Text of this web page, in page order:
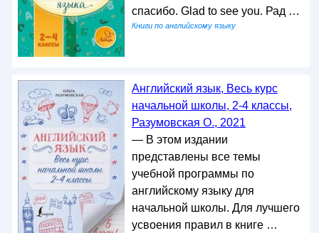
спасибо. Glad to see you. Рад …
Книги по английскому языку
Английский язык, Весь курс
начальной школы, 2-4 классы,
Разумовская О., 2021
— В этом издании
представлены все темы
учебной программы по
английскому языку для
начальной школы. Для лучшего
усвоения правил в книге …